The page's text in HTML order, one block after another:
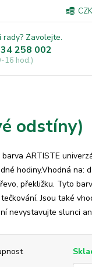
rady? Zavolejte.
258 002
16 hod.)
odstíny)
ARTISTE
hodiny.Vhodná na:
překližku. Tyto
Jsou také
nevystavujte slunci